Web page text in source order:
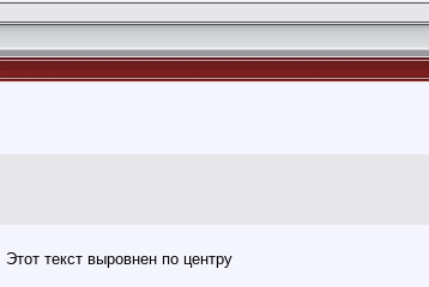
Этот текст выровнен по центру